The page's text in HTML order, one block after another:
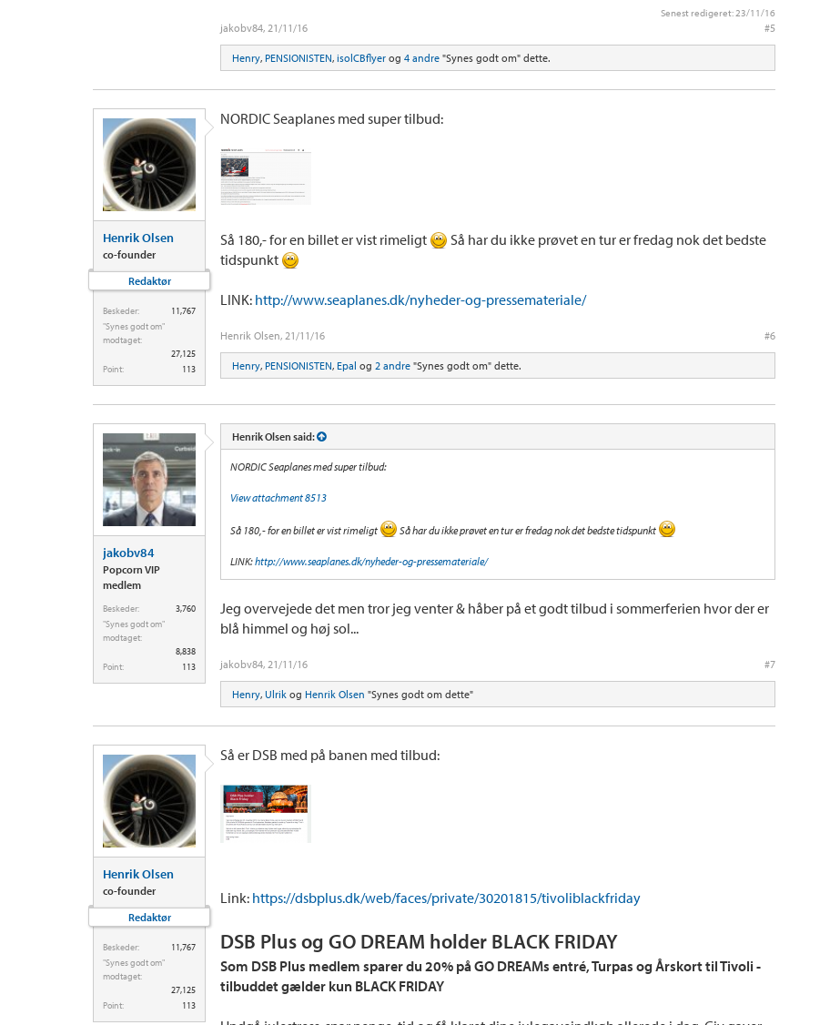
Senest redigeret:23/11/16
jakobv84, 21/11/16 #5
Henry, PENSIONISTEN, isolCBflyer og 4 andre "Synes godt om" dette.
Henrik Olsen
co-founder
Redaktør
Beskeder:
11,767
"Synes godt om"
modtaget:
27,125
Point:
113
NORDIC Seaplanes med super tilbud:
Så 180,- for en billet er vist rimeligt
Så har du ikke prøvet en tur er fredag nok det bedste
tidspunkt
LINK: http://www.seaplanes.dk/nyheder-og-pressemateriale/
Henrik Olsen, 21/11/16 #6
Henry, PENSIONISTEN, Epal og 2 andre "Synes godt om" dette.
jakobv84
Popcorn VIP
medlem
Beskeder:
3,760
"Synes godt om"
modtaget:
8,838
Point:
113
Henrik Olsen said:
NORDIC Seaplanes med super tilbud:
View attachment 8513
Så 180,- for en billet er vist rimeligt Så har du ikke prøvet en tur er fredag nok det bedste tidspunkt
LINK:http://www.seaplanes.dk/nyheder-og-pressemateriale/
Jeg overvejede det men tror jeg venter & håber på et godt tilbud i sommerferien hvor der er
blå himmel og høj sol...
jakobv84, 21/11/16 #7
Henry, Ulrik og Henrik Olsen "Synes godt om dette"
Henrik Olsen
co-founder
Redaktør
Beskeder:
11,767
"Synes godt om"
modtaget:
27,125
Point:
113
Så er DSB med på banen med tilbud:
Link: https://dsbplus.dk/web/faces/private/30201815/tivoliblackfriday
DSB Plus og GO DREAM holder BLACK FRIDAY
Som DSB Plus medlem sparer du 20% på GO DREAMs entré, Turpas og Årskort til Tivoli -
tilbuddet gælder kun BLACK FRIDAY